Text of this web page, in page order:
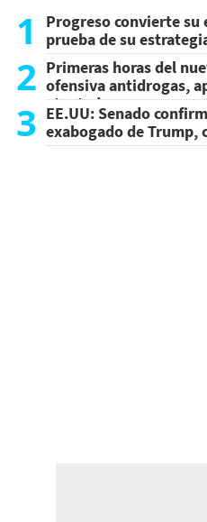
1
Progreso convierte su
prueba de su
2 Primeras horas del
ofensiva antidrogas,
atentado
3 EE.UU: Senado
exabogado de Trump,